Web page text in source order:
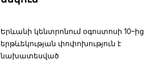
Երևանի կենտրոնում օգոստոսի 10–ից
երթևեկության փոփոխություն է
նախատեսված